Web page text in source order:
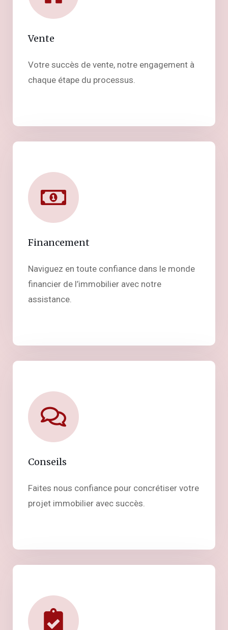
Vente
Votre succès de vente, notre engagement à
chaque étape du processus.
Financement
Naviguez en toute confiance dans le monde
financier de l’immobilier avec notre
assistance.
Conseils
Faites nous confiance pour concrétiser votre
projet immobilier avec succès.